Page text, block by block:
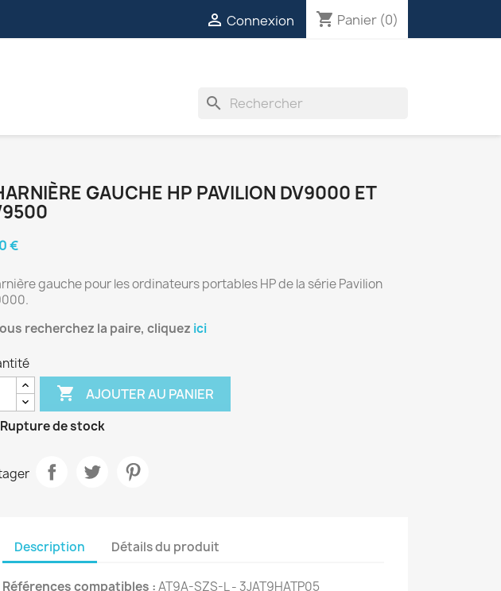
 Connexion shopping_cart Panier (0)
search
GAUCHE HP PAVILION DV9000 ET
€
gauche pour les ordinateurs portables HP de la série Pavilion
recherchez la paire, cliquez ici
 AJOUTER AU PANIER
Rupture de stock
Description Détails du produit
Références compatibles :AT9A-SZS-L - 3JAT9HATP05